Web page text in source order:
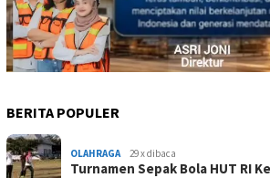
BERITA POPULER
OLAHRAGA 29 x dibaca
Turnamen Sepak Bola HUT RI